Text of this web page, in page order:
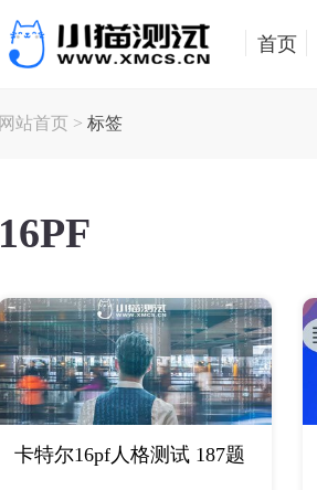
首页
网站首页 >标签
16PF
卡特尔16pf人格测试 187题